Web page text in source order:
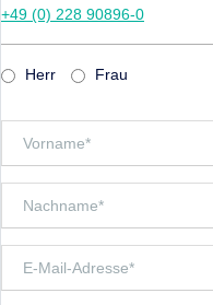
+49 (0) 228 90896-0
Herr Frau